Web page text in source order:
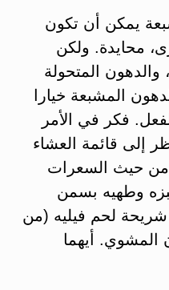
يمكن أن تكون
محايدة. ولكن
والدهون المتحولة
المشبعة خيارا
فكر في الأمر
إلى قائمة العشاء
من حيث السعرات
وطهيه بسمن
لحم فيليه (من
أيهما